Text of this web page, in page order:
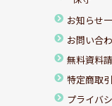
お知らせ
お問い合
無料資料
特定商取
プライバ